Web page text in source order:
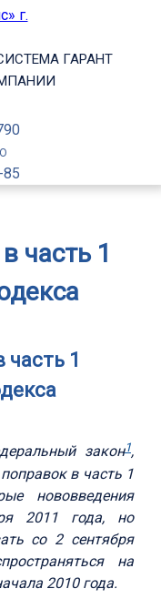
ГАРАНТ
85
часть 1
часть 1
закон1,
в часть 1
нововведения
2011 года, но
со 2 сентября
на
2010 года.